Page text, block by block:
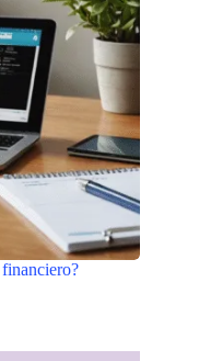
financiero?